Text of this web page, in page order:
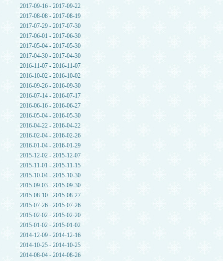
2017-09-16 - 2017-09-22
2017-08-08 - 2017-08-19
2017-07-29 - 2017-07-30
2017-06-01 - 2017-06-30
2017-05-04 - 2017-05-30
2017-04-30 - 2017-04-30
2016-11-07 - 2016-11-07
2016-10-02 - 2016-10-02
2016-09-26 - 2016-09-30
2016-07-14 - 2016-07-17
2016-06-16 - 2016-06-27
2016-05-04 - 2016-05-30
2016-04-22 - 2016-04-22
2016-02-04 - 2016-02-26
2016-01-04 - 2016-01-29
2015-12-02 - 2015-12-07
2015-11-01 - 2015-11-15
2015-10-04 - 2015-10-30
2015-09-03 - 2015-09-30
2015-08-10 - 2015-08-27
2015-07-26 - 2015-07-26
2015-02-02 - 2015-02-20
2015-01-02 - 2015-01-02
2014-12-09 - 2014-12-16
2014-10-25 - 2014-10-25
2014-08-04 - 2014-08-26